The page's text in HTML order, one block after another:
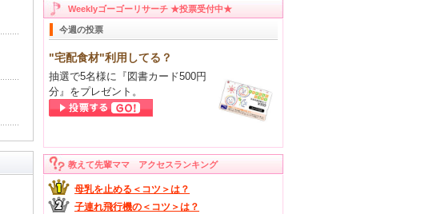
Weeklyゴーゴーリサーチ ★投票受付中★
今週の投票
"宅配食材"利用してる？
抽選で5名様に『図書カード500円
分』をプレゼント。
教えて先輩ママ アクセスランキング
母乳を止める＜コツ＞は？
子連れ飛行機の＜コツ＞は？